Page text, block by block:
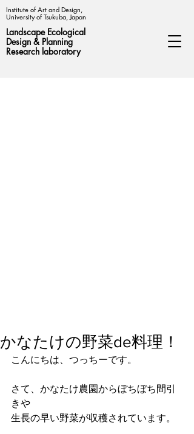
Institute of Art and Design,
University of Tsukuba, Japan
Landscape Ecological
Design & Planning
Research laboratory
かなたけの野菜de料理！
こんにちは、つっちーです。
さて、かなたけ農園からぼちぼち間引
きや
生長の早い野菜が収穫されています。